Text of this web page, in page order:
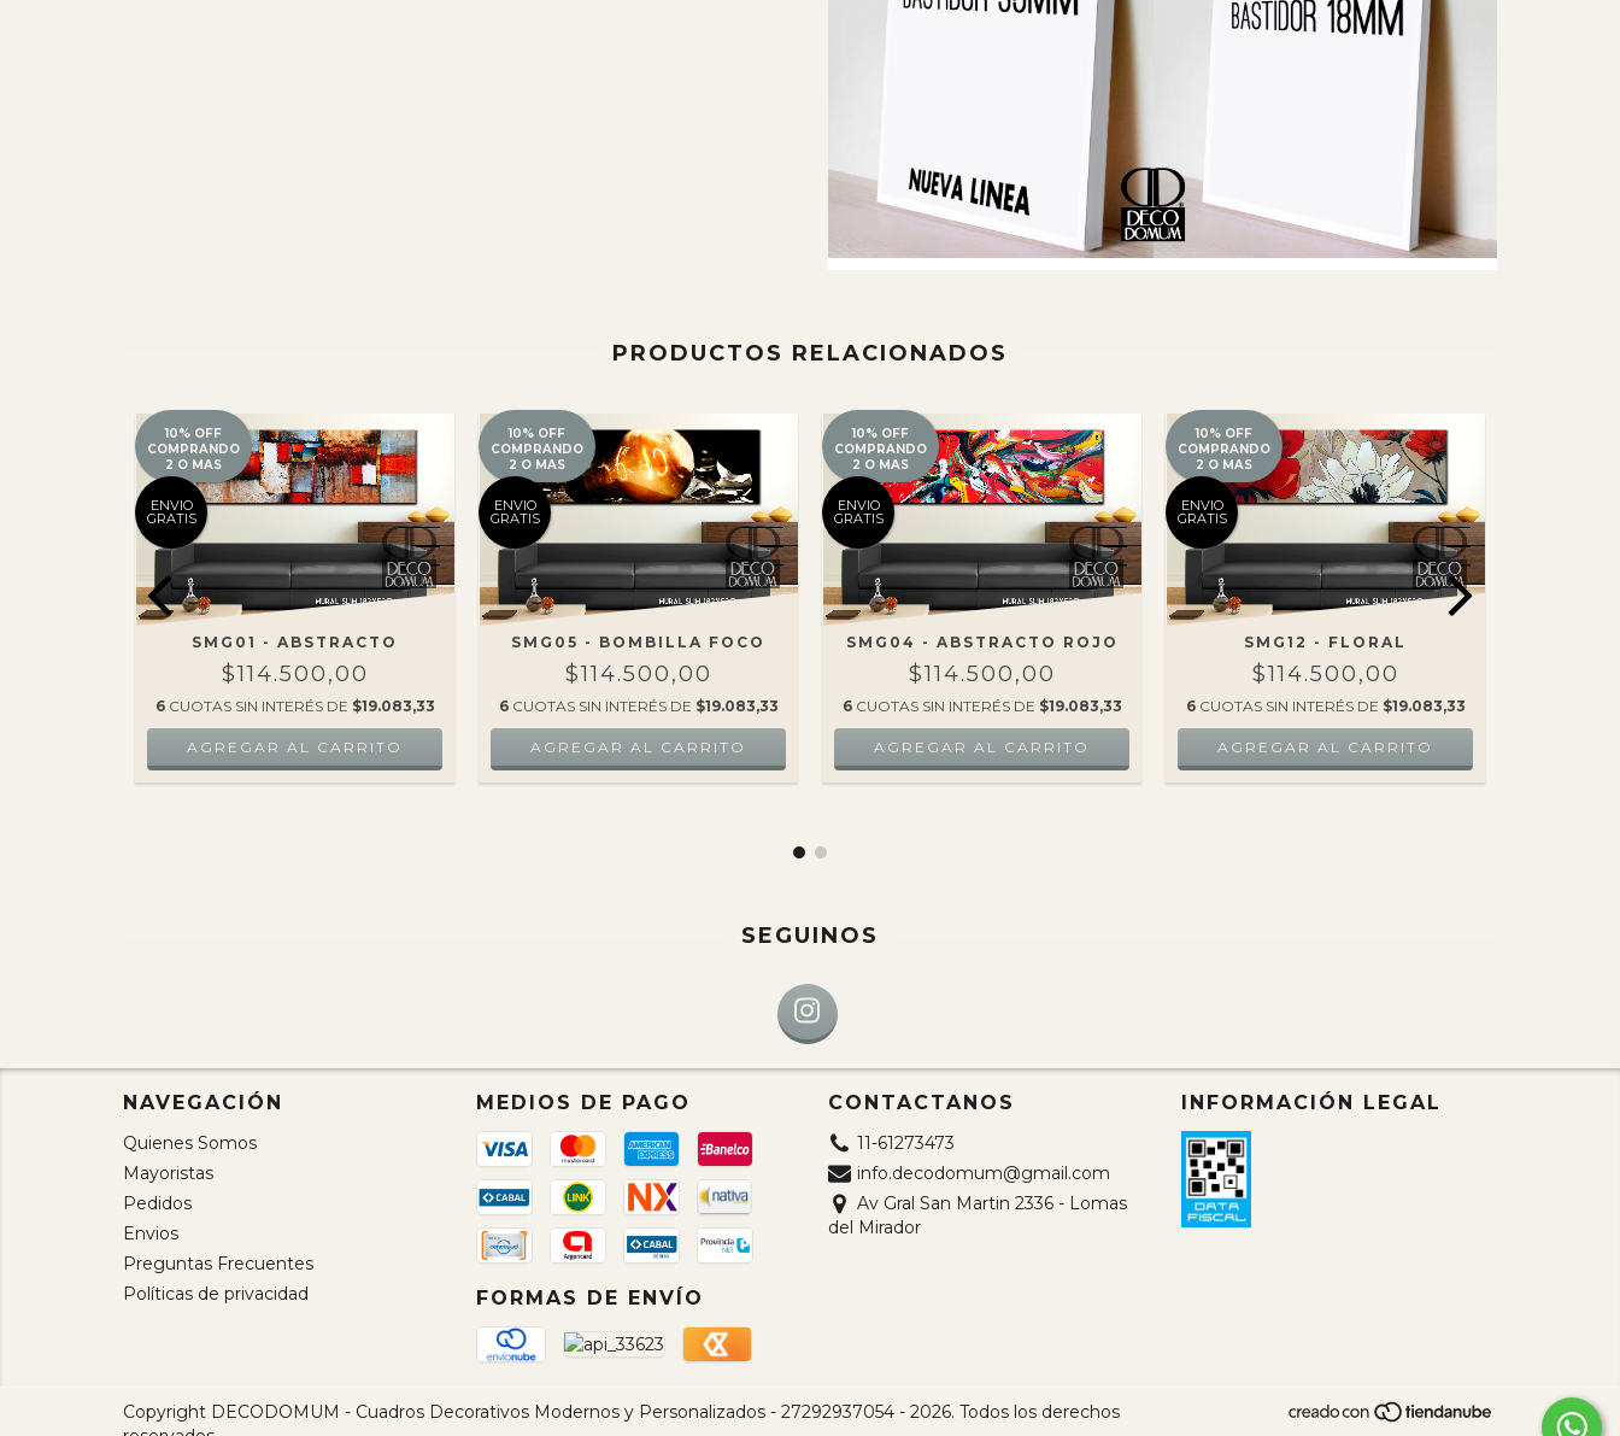
PRODUCTOS RELACIONADOS
10% OFF
COMPRANDO
2 O MAS
ENVIO
GRATIS
SMG01 - ABSTRACTO
$114.500,00
6 CUOTAS SIN INTERÉS DE $19.083,33
10% OFF
COMPRANDO
2 O MAS
ENVIO
GRATIS
SMG05 - BOMBILLA FOCO
$114.500,00
6 CUOTAS SIN INTERÉS DE $19.083,33
10% OFF
COMPRANDO
2 O MAS
ENVIO
GRATIS
SMG04 - ABSTRACTO ROJO
$114.500,00
6 CUOTAS SIN INTERÉS DE $19.083,33
10% OFF
COMPRANDO
2 O MAS
ENVIO
GRATIS
SMG12 - FLORAL
$114.500,00
6 CUOTAS SIN INTERÉS DE $19.083,33
SEGUINOS
NAVEGACIÓN
Quienes Somos
Mayoristas
Pedidos
Envios
Preguntas Frecuentes
Políticas de privacidad
MEDIOS DE PAGO
FORMAS DE ENVÍO
CONTACTANOS
11-61273473
info.decodomum@gmail.com
Av Gral San Martin 2336 - Lomas
del Mirador
INFORMACIÓN LEGAL
Copyright DECODOMUM - Cuadros Decorativos Modernos y Personalizados - 27292937054 - 2026. Todos los derechos